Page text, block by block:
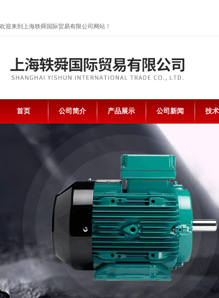
欢迎来到上海轶舜国际贸易有限公司网站！
首页 公司简介 产品展示 公司新闻 技